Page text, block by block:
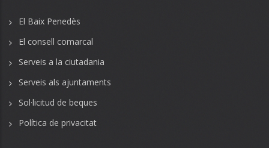
El Baix Penedès
El consell comarcal
Serveis a la ciutadania
Serveis als ajuntaments
Sol·licitud de beques
Política de privacitat